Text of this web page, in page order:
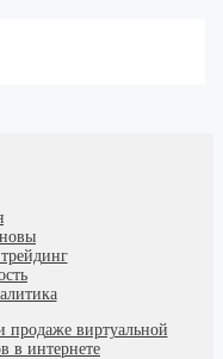
продаже виртуальной
в интернете